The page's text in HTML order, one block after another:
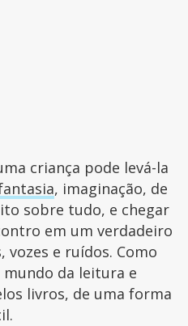
criança pode levá-la
, imaginação, de
sobre tudo, e chegar
em um verdadeiro
vozes e ruídos. Como
da leitura e
livros, de uma forma